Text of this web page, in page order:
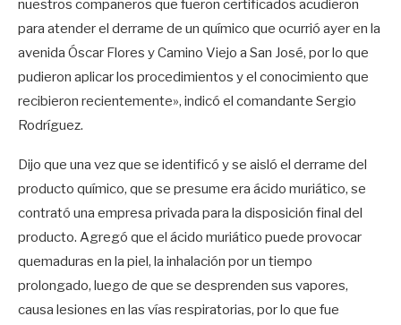
nuestros compañeros que fueron certificados acudieron
para atender el derrame de un químico que ocurrió ayer en la
avenida Óscar Flores y Camino Viejo a San José, por lo que
pudieron aplicar los procedimientos y el conocimiento que
recibieron recientemente», indicó el comandante Sergio
Rodríguez.
Dijo que una vez que se identificó y se aisló el derrame del
producto químico, que se presume era ácido muriático, se
contrató una empresa privada para la disposición final del
producto. Agregó que el ácido muriático puede provocar
quemaduras en la piel, la inhalación por un tiempo
prolongado, luego de que se desprenden sus vapores,
causa lesiones en las vías respiratorias, por lo que fue